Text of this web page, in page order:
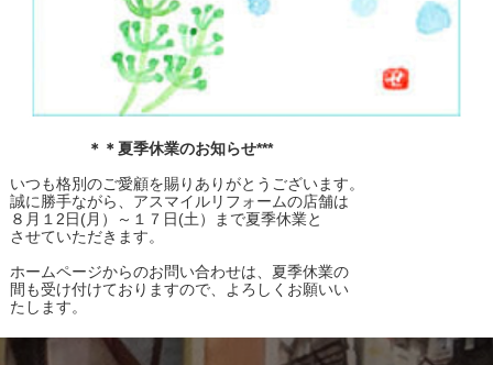
＊＊夏季休業のお知らせ***
いつも格別のご愛顧を賜りありがとうございます。
誠に勝手ながら、アスマイルリフォームの店舗は
８月１2日(月）～１７日(土）まで夏季休業と
させていただきます。
ホームページからのお問い合わせは、夏季休業の
間も受け付けておりますので、よろしくお願いい
たします。